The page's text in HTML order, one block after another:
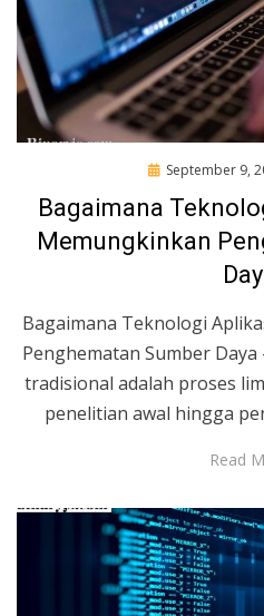
Posted
September 9,
Bagaimana
Memungkinkan
Bagaimana Teknologi
Penghematan Sumber
tradisional adalah proses
penelitian awal hingga
Read